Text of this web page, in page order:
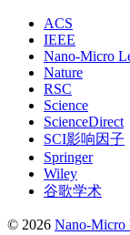
ACS
IEEE
Nano-Micro
Nature
RSC
Science
ScienceDirect
SCI影响因子
Springer
Wiley
谷歌学术
© 2026 Nano-Micro